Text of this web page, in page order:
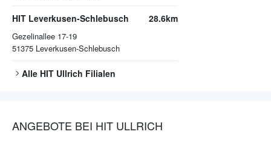
HIT Leverkusen-Schlebusch
Gezelinallee 17-19
51375 Leverkusen-Schlebusch
28.6km
Alle HIT Ullrich Filialen
ANGEBOTE BEI HIT ULLRICH